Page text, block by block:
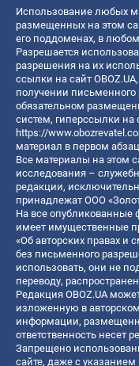
Использование любых
размещенных на этом
его поддоменах, в
Разрешается
разрешения на их
ссылки на сайт
получении
обязательном
систем, гиперссылки на
https://
материал в первом
Все материалы на этом
исследования –
редакции,
принадлежат ООО
На все опубликованные
имеет имущественные
«Об авторских правах и
без письменного
использовать, они не
переводу,
Редакция OBOZ.UA
изложенную в
информации,
ответственность несет
Запрещено
сайте, даже с указанием